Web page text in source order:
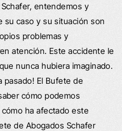
entendemos y
caso y su situación son
problemas y
atención. Este accidente le
nunca hubiera imaginado.
pasado! El Bufete de
cómo podemos
ha afectado este
de Abogados Schafer